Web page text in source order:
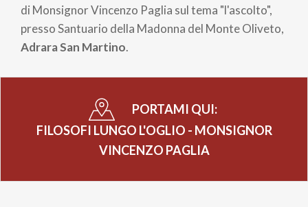
di Monsignor Vincenzo Paglia sul tema "l'ascolto",
presso Santuario della Madonna del Monte Oliveto,
Adrara San Martino.
PORTAMI QUI:
FILOSOFI LUNGO L'OGLIO - MONSIGNOR
VINCENZO PAGLIA